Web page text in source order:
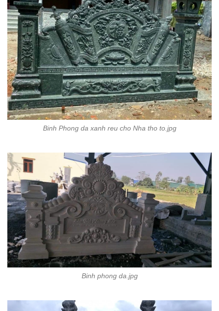
Binh Phong da xanh reu cho Nha tho to.jpg
Binh phong da.jpg